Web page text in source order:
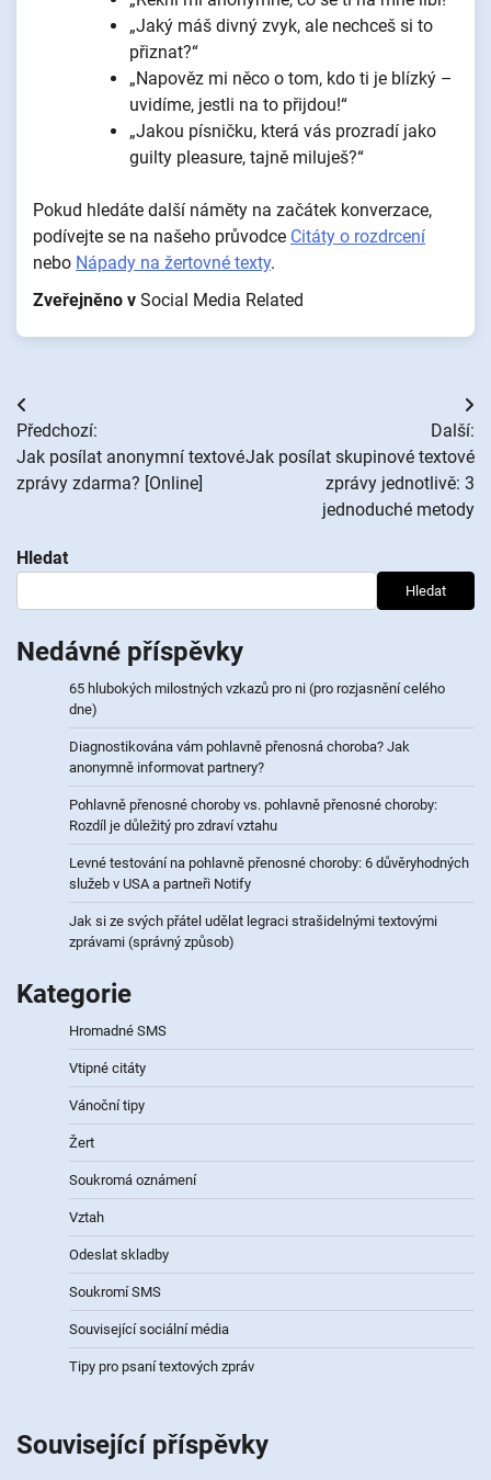
„Jaký máš divný zvyk, ale nechceš si to
přiznat?“
„Napověz mi něco o tom, kdo ti je blízký –
uvidíme, jestli na to přijdou!“
„Jakou písničku, která vás prozradí jako
guilty pleasure, tajně miluješ?“
Pokud hledáte další náměty na začátek konverzace,
podívejte se na našeho průvodce Citáty o rozdrcení
nebo Nápady na žertovné texty.
Zveřejněno v Social Media Related
Navigace
pro
příspěvek
Předchozí:
Jak posílat anonymní textové
zprávy zdarma? [Online]
Další:
Jak posílat skupinové textové
zprávy jednotlivě: 3
jednoduché metody
Hledat
Hledat
Nedávné příspěvky
65 hlubokých milostných vzkazů pro ni (pro rozjasnění celého
dne)
Diagnostikována vám pohlavně přenosná choroba? Jak
anonymně informovat partnery?
Pohlavně přenosné choroby vs. pohlavně přenosné choroby:
Rozdíl je důležitý pro zdraví vztahu
Levné testování na pohlavně přenosné choroby: 6 důvěryhodných
služeb v USA a partneři Notify
Jak si ze svých přátel udělat legraci strašidelnými textovými
zprávami (správný způsob)
Kategorie
Hromadné SMS
Vtipné citáty
Vánoční tipy
Žert
Soukromá oznámení
Vztah
Odeslat skladby
Soukromí SMS
Související sociální média
Tipy pro psaní textových zpráv
Související příspěvky